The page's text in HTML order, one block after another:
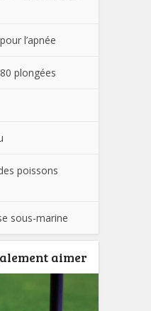
l’apnée
plongées
poissons
sous-marine
aimer